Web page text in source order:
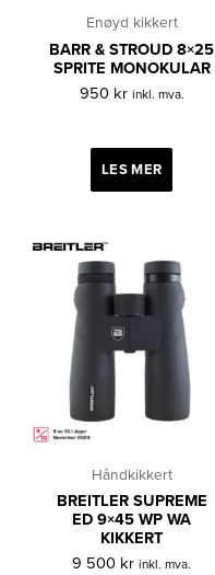
Enøyd kikkert
BARR & STROUD 8×25
SPRITE MONOKULAR
950 kr inkl. mva.
LES MER
Håndkikkert
BREITLER SUPREME
ED 9×45 WP WA
KIKKERT
9 500 kr inkl. mva.